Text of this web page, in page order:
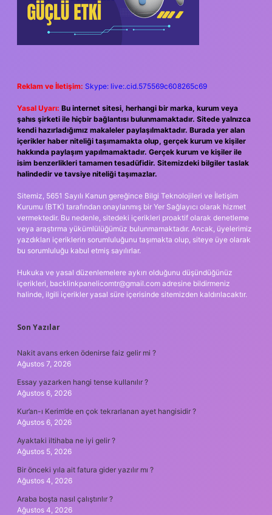
Reklam ve İletişim: Skype: live:.cid.575569c608265c69
Yasal Uyarı: Bu internet sitesi, herhangi bir marka, kurum veya
şahıs şirketi ile hiçbir bağlantısı bulunmamaktadır. Sitede yalnızca
kendi hazırladığımız makaleler paylaşılmaktadır. Burada yer alan
içerikler haber niteliği taşımamakta olup, gerçek kurum ve kişiler
hakkında paylaşım yapılmamaktadır. Gerçek kurum ve kişiler ile
isim benzerlikleri tamamen tesadüfidir. Sitemizdeki bilgiler taslak
halindedir ve tavsiye niteliği taşımazlar.
Sitemiz, 5651 Sayılı Kanun gereğince Bilgi Teknolojileri ve İletişim
Kurumu (BTK) tarafından onaylanmış bir Yer Sağlayıcı olarak hizmet
vermektedir. Bu nedenle, sitedeki içerikleri proaktif olarak denetleme
veya araştırma yükümlülüğümüz bulunmamaktadır. Ancak, üyelerimiz
yazdıkları içeriklerin sorumluluğunu taşımakta olup, siteye üye olarak
bu sorumluluğu kabul etmiş sayılırlar.
Hukuka ve yasal düzenlemelere aykırı olduğunu düşündüğünüz
içerikleri, backlinkpanelicomtr@gmail.com adresine bildirmeniz
halinde, ilgili içerikler yasal süre içerisinde sitemizden kaldırılacaktır.
Son Yazılar
Nakit avans erken ödenirse faiz gelir mi ?
Ağustos 7, 2026
Essay yazarken hangi tense kullanılır ?
Ağustos 6, 2026
Kur’an-ı Kerim’de en çok tekrarlanan ayet hangisidir ?
Ağustos 6, 2026
Ayaktaki iltihaba ne iyi gelir ?
Ağustos 5, 2026
Bir önceki yıla ait fatura gider yazılır mı ?
Ağustos 4, 2026
Araba boşta nasıl çalıştırılır ?
Ağustos 4, 2026